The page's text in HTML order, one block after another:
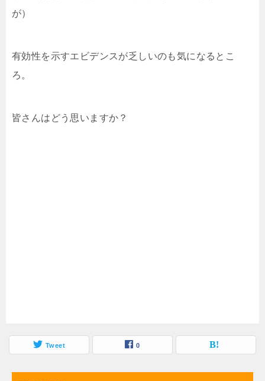
が）
有効性を示すエビデンスが乏しいのも気になるとこ
ろ。
皆さんはどう思いますか？
Tweet 0